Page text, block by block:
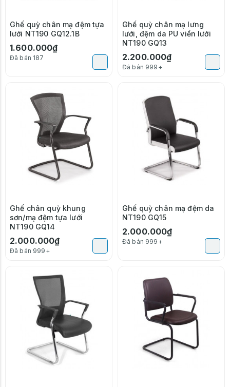
Ghế quỳ chân mạ đệm tựa
lưới NT190 GQ12.1B
1.600.000₫
Đã bán 187
Ghế quỳ chân mạ lưng
lưới, đệm da PU viền lưới
NT190 GQ13
2.200.000₫
Đã bán 999+
Ghế chân quỳ khung
sơn/mạ đệm tựa lưới
NT190 GQ14
2.000.000₫
Đã bán 999+
Ghế quỳ chân mạ đệm da
NT190 GQ15
2.000.000₫
Đã bán 999+